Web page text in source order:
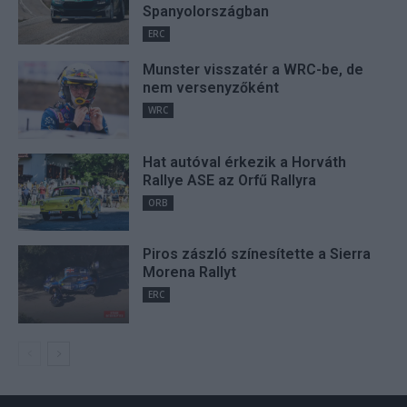
Spanyolországban
ERC
Munster visszatér a WRC-be, de
nem versenyzőként
WRC
Hat autóval érkezik a Horváth
Rallye ASE az Orfű Rallyra
ORB
Piros zászló színesítette a Sierra
Morena Rallyt
ERC